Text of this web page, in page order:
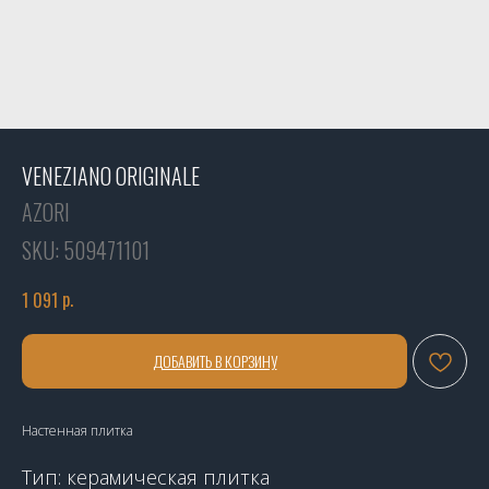
VENEZIANO ORIGINALE
AZORI
SKU: 509471101
1 091 р.
ДОБАВИТЬ В КОРЗИНУ
Настенная плитка
Тип: керамическая плитка